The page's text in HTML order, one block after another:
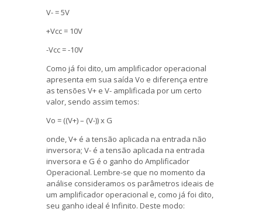
V- = 5V
+Vcc = 10V
-Vcc = -10V
Como já foi dito, um amplificador operacional
apresenta em sua saída Vo e diferença entre
as tensões V+ e V- amplificada por um certo
valor, sendo assim temos:
Vo = ((V+) – (V-)) x G
onde, V+ é a tensão aplicada na entrada não
inversora; V- é a tensão aplicada na entrada
inversora e G é o ganho do Amplificador
Operacional. Lembre-se que no momento da
análise consideramos os parâmetros ideais de
um amplificador operacional e, como já foi dito,
seu ganho ideal é Infinito. Deste modo: